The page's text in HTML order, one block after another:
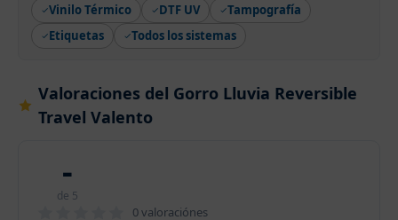
Vinilo Térmico
DTF UV
Tampografía
Etiquetas
Todos los sistemas
Valoraciones del Gorro Lluvia Reversible
Travel Valento
-
de 5
0 valoraciónes